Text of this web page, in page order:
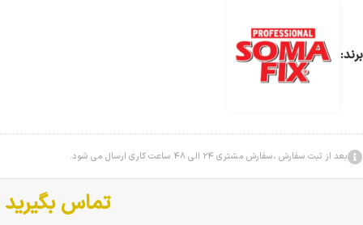
برند:
بعد از ثبت سفارش ،سفارش مشتری 24 الی 48 ساعت کاری ارسال می شود.
تماس بگیرید